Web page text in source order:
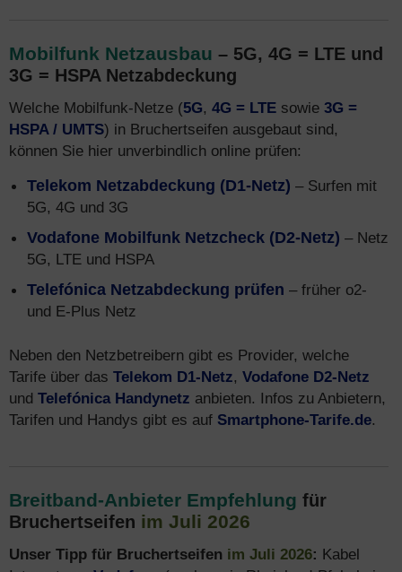
Mobilfunk Netzausbau – 5G, 4G = LTE und
3G = HSPA Netzabdeckung
Welche Mobilfunk-Netze (5G, 4G = LTE sowie 3G =
HSPA / UMTS) in Bruchertseifen ausgebaut sind,
können Sie hier unverbindlich online prüfen:
Telekom Netzabdeckung (D1-Netz) – Surfen mit
5G, 4G und 3G
Vodafone Mobilfunk Netzcheck (D2-Netz) – Netz
5G, LTE und HSPA
Telefónica Netzabdeckung prüfen – früher o2-
und E-Plus Netz
Neben den Netzbetreibern gibt es Provider, welche
Tarife über das Telekom D1-Netz, Vodafone D2-Netz
und Telefónica Handynetz anbieten. Infos zu Anbietern,
Tarifen und Handys gibt es auf Smartphone-Tarife.de.
Breitband-Anbieter Empfehlung für
Bruchertseifen im Juli 2026
Unser Tipp für Bruchertseifen im Juli 2026: Kabel